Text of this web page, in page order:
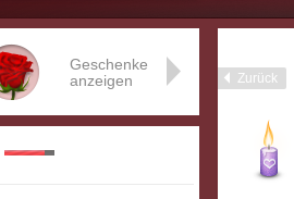
Zurück
Geschenke
anzeigen